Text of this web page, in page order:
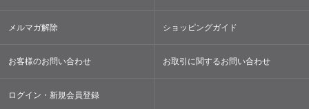
メルマガ解除 ショッピングガイド
お客様のお問い合わせ お取引に関するお問い合わせ
ログイン・新規会員登録